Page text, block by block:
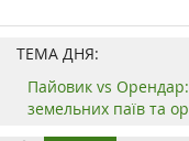
ТЕМА ДНЯ:
Пайовик vs
земельних паїв та